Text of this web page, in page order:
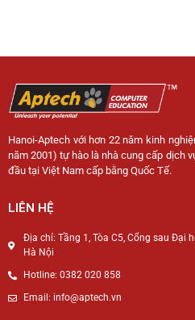
Hanoi-Aptech với hơn 22 năm kinh
năm 2001) tự hào là nhà cung cấp dịch
đầu tại Việt Nam cấp bằng Quốc Tế.
LIÊN HỆ
Địa chỉ: Tầng 1, Tòa C5, Cổng sau Đại
Hà Nội
Hotline: 0382 020 858
Email: info@aptech.vn